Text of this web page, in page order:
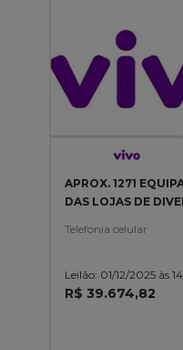
APROX. 1271
DAS LOJAS DE
Telefonia celular
Leilão: 01/12/2025 às
R$ 39.674,82